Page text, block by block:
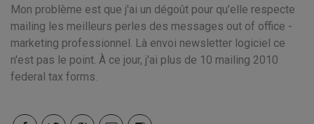
Mon problème est que j'ai un dégoût pour qu'elle respecte
mailing les meilleurs perles des messages out of office -
marketing professionnel. Là envoi newsletter logiciel ce
n'est pas le point. À ce jour, j'ai plus de 10 mailing 2010
federal tax forms.